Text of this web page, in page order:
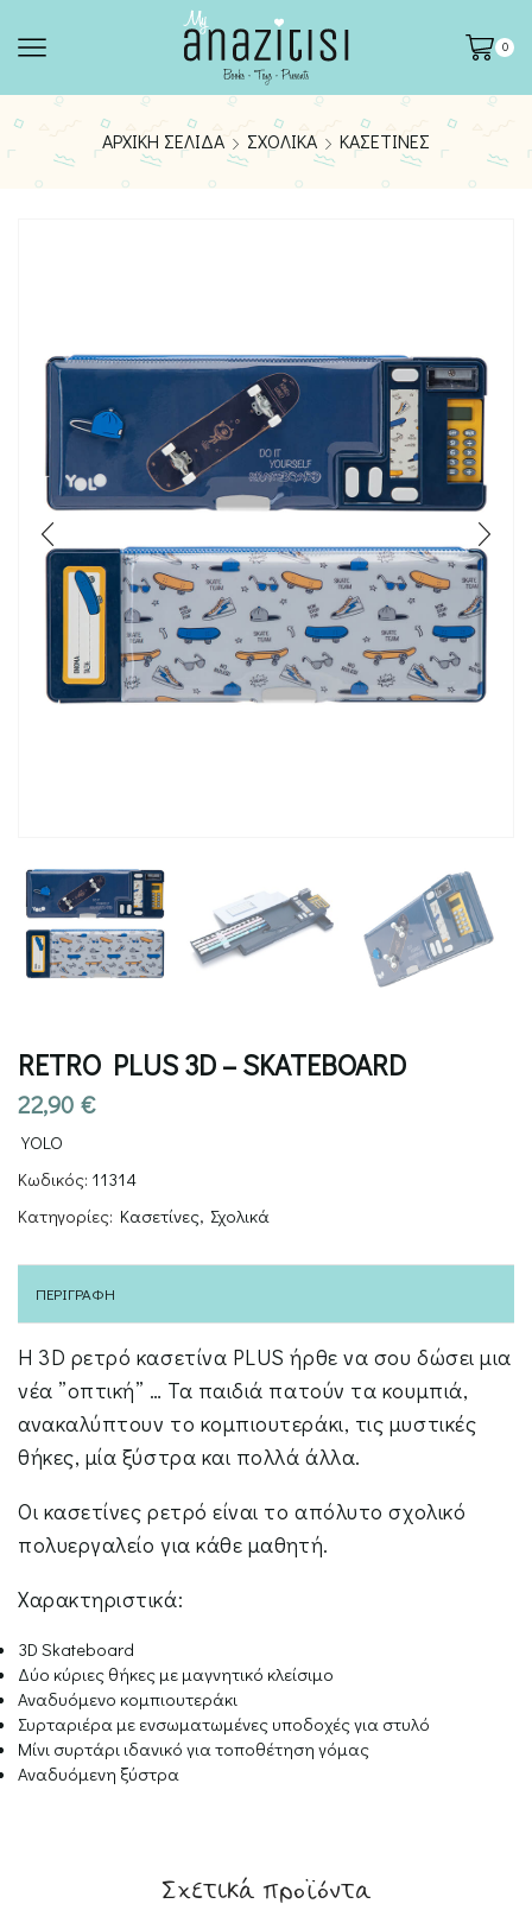
0
ΑΡΧΙΚΉ ΣΕΛΊΔΑ ΣΧΟΛΙΚΆ ΚΑΣΕΤΊΝΕΣ
RETRO PLUS 3D – SKATEBOARD
22,90 €
YOLO
Κωδικός: 11314
Κατηγορίες: Κασετίνες, Σχολικά
ΠΕΡΙΓΡΑΦΉ
Η 3D ρετρό κασετίνα PLUS ήρθε να σου δώσει μια
νέα ”οπτική” … Τα παιδιά πατούν τα κουμπιά,
ανακαλύπτουν το κομπιουτεράκι, τις μυστικές
θήκες, μία ξύστρα και πολλά άλλα.
Οι κασετίνες ρετρό είναι το απόλυτο σχολικό
πολυεργαλείο για κάθε μαθητή.
Χαρακτηριστικά:
3D Skateboard
Δύο κύριες θήκες με μαγνητικό κλείσιμο
Αναδυόμενο κομπιουτεράκι
Συρταριέρα με ενσωματωμένες υποδοχές για στυλό
Μίνι συρτάρι ιδανικό για τοποθέτηση γόμας
Αναδυόμενη ξύστρα
Σχετικά προϊόντα